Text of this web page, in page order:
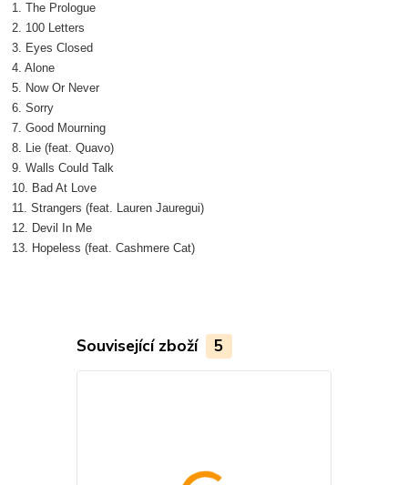
1. The Prologue
2. 100 Letters
3. Eyes Closed
4. Alone
5. Now Or Never
6. Sorry
7. Good Mourning
8. Lie (feat. Quavo)
9. Walls Could Talk
10. Bad At Love
11. Strangers (feat. Lauren Jauregui)
12. Devil In Me
13. Hopeless (feat. Cashmere Cat)
Související zboží 5